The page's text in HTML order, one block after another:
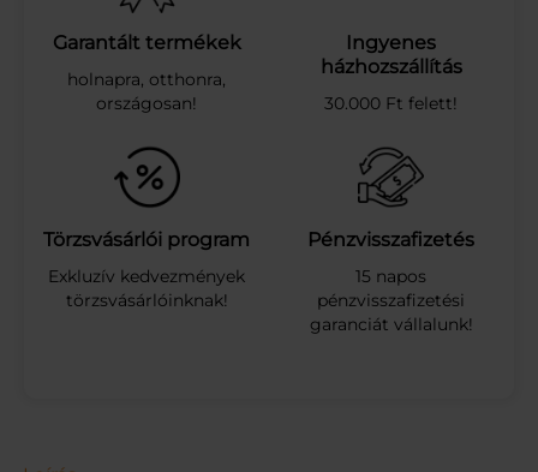
e
r
s
a
g
a
ö
l
ő
–
P
Garantált termékek
holnapra, otthonra,
országosan!
Ingyenes
házhozszállítás
30.000 Ft felett!
Törzsvásárlói program
Exkluzív kedvezmények
törzsvásárlóinknak!
Pénzvisszafizetés
15 napos
pénzvisszafizetési
garanciát vállalunk!